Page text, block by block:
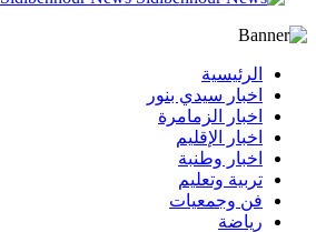
الرئيسية
اخبار سيدي بنور
اخبار الزمامرة
اخبار الإقليم
اخبار وطنبة
تربية وتعليم
فن وجمعيات
رياضة